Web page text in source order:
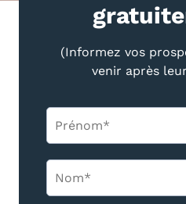
(Informez vos
venir après